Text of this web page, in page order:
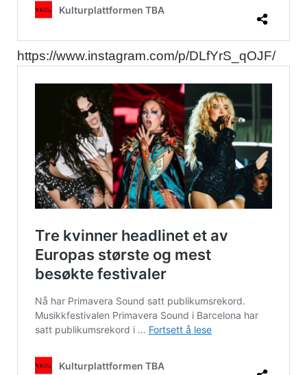
https://www.instagram.com/p/DLfYrS_qOJF/